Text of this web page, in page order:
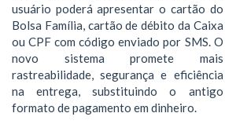
usuário poderá apresentar o cartão do
Bolsa Família, cartão de débito da Caixa
ou CPF com código enviado por SMS. O
novo sistema promete mais
rastreabilidade, segurança e eficiência
na entrega, substituindo o antigo
formato de pagamento em dinheiro.